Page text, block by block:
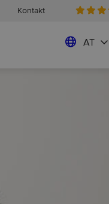
Kontakt
AT